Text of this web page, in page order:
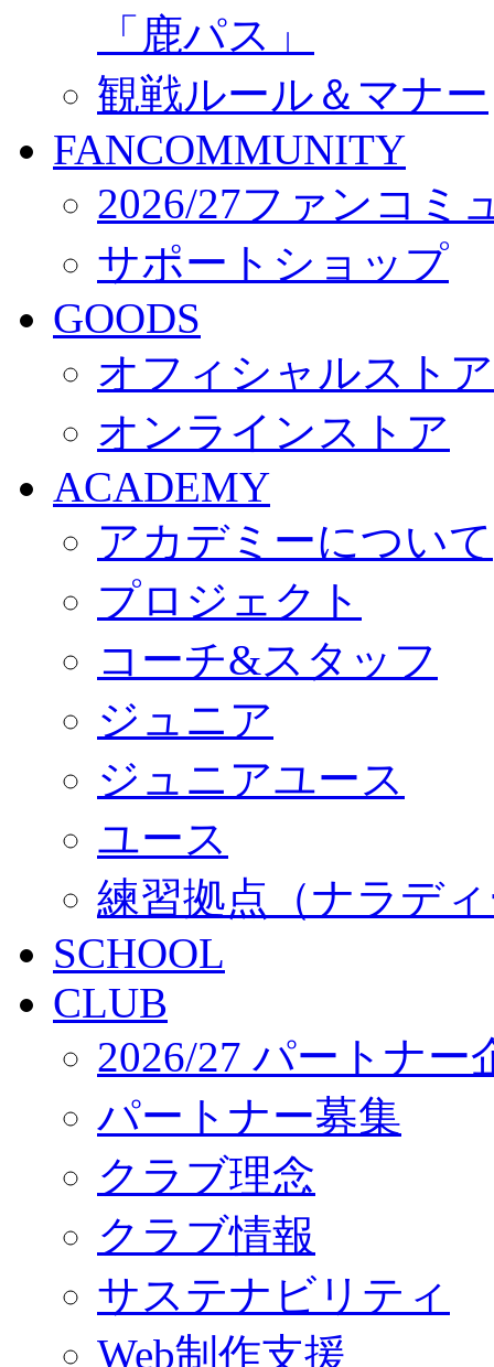
「鹿パス」
観戦ルール＆マナー
FANCOMMUNITY
2026/27ファンコミ
サポートショップ
GOODS
オフィシャルスト
オンラインストア
ACADEMY
アカデミーについて
プロジェクト
コーチ&スタッフ
ジュニア
ジュニアユース
ユース
練習拠点（ナラデ
SCHOOL
CLUB
2026/27 パートナー
パートナー募集
クラブ理念
クラブ情報
サステナビリティ
Web制作支援